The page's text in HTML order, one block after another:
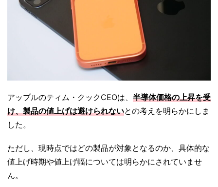
アップルのティム・クックCEOは、 半導体価格の上昇を受
け、製品の値上げは避けられないとの考えを明らかにしま
した。
ただし、現時点ではどの製品が対象となるのか、具体的な
値上げ時期や値上げ幅については明らかにされていませ
ん。